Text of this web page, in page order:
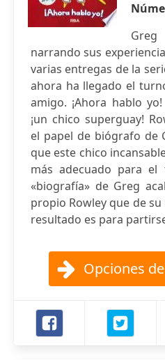
narrando sus
varias entregas de la
ahora ha llegado el
amigo. ¡Ahora hablo
¡un chico superguay!
el papel de biógrafo de
que este chico
más adecuado para
«biografía» de Greg
propio Rowley que de su
resultado es para
Opciones